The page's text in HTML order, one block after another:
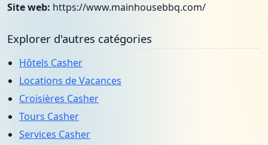
Site web: https://www.mainhousebbq.com/
Explorer d'autres catégories
Hôtels Casher
Locations de Vacances
Croisières Casher
Tours Casher
Services Casher